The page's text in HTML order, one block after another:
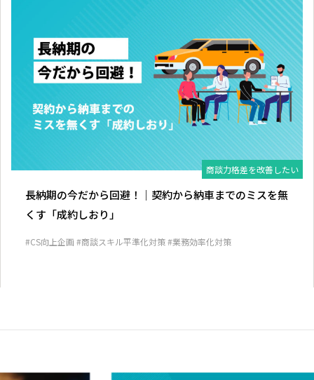
商談力格差を改善したい
長納期の今だから回避！｜契約から納車までのミスを無
くす「成約しおり」
#CS向上企画 #商談スキル平準化対策#業務効率化対策